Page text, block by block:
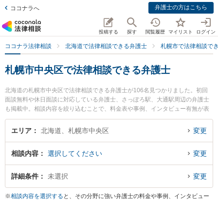
ココナラへ 弁護士の方はこちら
投稿する 探す 閲覧履歴 マイリスト ログイン
ココナラ法律相談 北海道で法律相談できる弁護士 札幌市で法律相談で
札幌市中央区で法律相談できる弁護士
北海道の札幌市中央区で法律相談できる弁護士が106名見つかりました。初回
面談無料や休日面談に対応している弁護士、さっぽろ駅、大通駅周辺の弁護士
も掲載中。相談内容を絞り込むことで、料金表や事例、インタビュー有無が表
示できます。特に春楡法律事務所の丹波 良太弁護士や原洋司法律事務所の芦田
和真弁護士、諏訪・髙橋法律事務所の髙橋 和央弁護士のプロフィール情報や弁
をお持ちの方は是非ご利用ください。札幌市中央区で土日や夜間に発生した不
倫慰謝料トラブルを今すぐに弁護士に相談したい』『交通事故の過失割合や後
遺障害のトラブル解決の実績豊富な近くの弁護士を検索したい』『初回相談無
したい』などでお困りの相談者さんにおすすめです。
エリア 北海道、札幌市中央区 変更
相談内容 選択してください 変更
詳細条件 未選択 変更
※相談内容を選択する と、その分野に強い弁護士の料金や事例、インタビュー